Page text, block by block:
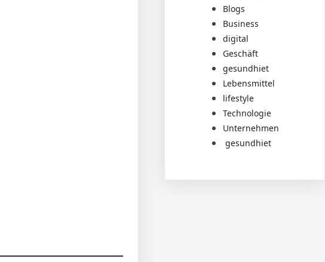
Blogs
Business
digital
Geschäft
gesundhiet
Lebensmittel
lifestyle
Technologie
Unternehmen
gesundhiet